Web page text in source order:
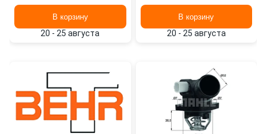
В корзину
20 - 25 августа
В корзину
20 - 25 августа